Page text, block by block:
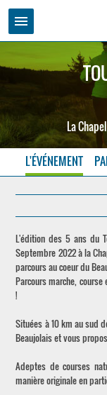
menu
La
L'ÉVÉNEMENT
L'édition des 5 ans du
Septembre 2022 à la
parcours au coeur du
Parcours marche,
!
Situées à 10 km au sud
Beaujolais et vous
Adeptes de courses
manière originale en